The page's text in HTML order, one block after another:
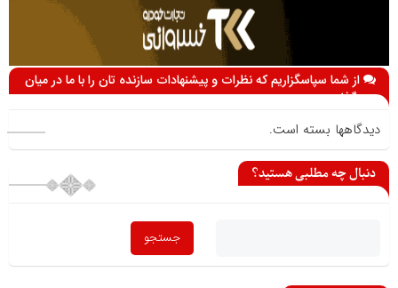
از شما سپاسگزاریم که نظرات و پیشنهادات سازنده تان را با ما در میان
می گذارید
دیدگاهها بسته است.
دنبال چه مطلبی هستید؟